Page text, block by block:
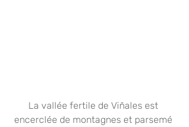
La vallée fertile de Viñales est
encerclée de montagnes et parsemé